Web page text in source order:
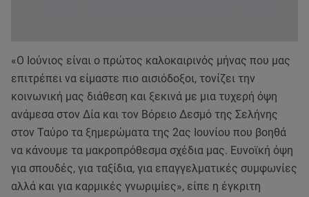
«Ο Ιούνιος είναι ο πρώτος καλοκαιρινός μήνας που μας
επιτρέπει να είμαστε πιο αισιόδοξοι, τονίζει την
κοινωνική μας διάθεση και ξεκινά με μια τυχερή όψη
ανάμεσα στον Δία και τον Βόρειο Δεσμό της Σελήνης
στον Ταύρο τα ξημερώματα της 2ας Ιουνίου που βοηθά
να κάνουμε τα μακροπρόθεσμα σχέδια μας. Ευνοϊκή όψη
για σπουδές, για ταξίδια, για επαγγελματικές συμφωνίες
αλλά και για καρμικές γνωριμίες», είπε η έγκριτη